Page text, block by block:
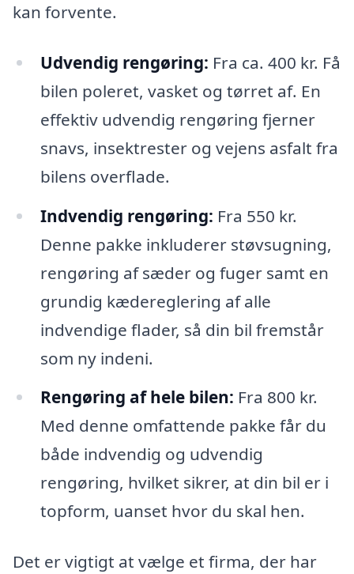
kan forvente.
Udvendig rengøring: Fra ca. 400 kr. Få
bilen poleret, vasket og tørret af. En
effektiv udvendig rengøring fjerner
snavs, insektrester og vejens asfalt fra
bilens overflade.
Indvendig rengøring: Fra 550 kr.
Denne pakke inkluderer støvsugning,
rengøring af sæder og fuger samt en
grundig kædereglering af alle
indvendige flader, så din bil fremstår
som ny indeni.
Rengøring af hele bilen: Fra 800 kr.
Med denne omfattende pakke får du
både indvendig og udvendig
rengøring, hvilket sikrer, at din bil er i
topform, uanset hvor du skal hen.
Det er vigtigt at vælge et firma, der har